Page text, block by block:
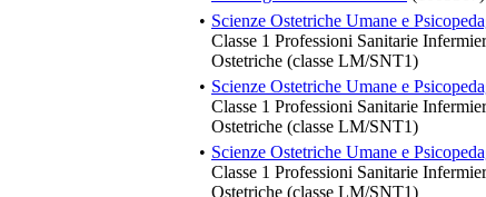
• Scienze Ostetriche Umane e
Classe 1 Professioni Sanitarie
Ostetriche (classe LM/SNT1)
• Scienze Ostetriche Umane e
Classe 1 Professioni Sanitarie
Ostetriche (classe LM/SNT1)
• Scienze Ostetriche Umane e
Classe 1 Professioni Sanitarie
Ostetriche (classe LM/SNT1)